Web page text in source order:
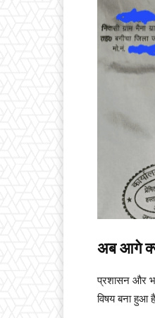
अब आगे
प्रशासन और
विषय बना हुआ